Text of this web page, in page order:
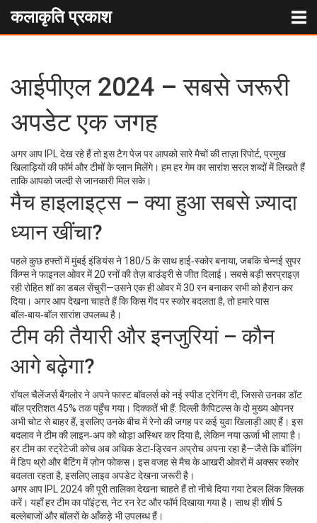
कलाकृति प्रकाश
आईपीएल 2024 – सबसे जरूरी
अपडेट एक जगह
अगर आप IPL देख रहे हैं तो इस टैग पेज पर आपको सारे मैचों की ताज़ा रिपोर्ट, प्रमुख
खिलाड़ियों की फॉर्म और टीमों के प्लान मिलेंगे। हम हर गेम का सारांश सरल शब्दों में लिखते हैं
ताकि आपको जल्दी से जानकारी मिल सके।
मैच हाइलाइट्स – क्या हुआ सबसे ज़्यादा
ध्यान खींचा?
पहले कुछ हफ्तों में मुंबई इंडियंस ने 180/5 के साथ हाई‑स्कोर बनाया, जबकि चेन्नई सुपर
किंग्स ने फाइनल ओवर में 20 रनों की तेज़ बाउंड्री से जीत दिलाई। सबसे बड़ी सरप्राइज़
रही रोहित शॉ का डबल सेंचुरी—उसने एक ही ओवर में 30 रन बनाकर सभी को हैरान कर
दिया। अगर आप देखना चाहते हैं कि किस गेंद पर स्कोर बदलता है, तो हमारे पास
बॉल‑बाय‑बॉल सारांश उपलब्ध है।
टीम की तैयारी और इनजुरियां – कौन
आगे बढ़ेगा?
रॉयल चैलेंजर्स बैंगलोर ने अपने फास्ट बॉवलर्स को नई स्पीड ट्रेनिंग दी, जिससे उनका डॉट
बॉल प्रतिशत 45% तक पहुँच गया। दिक्कतें भी हैं: दिल्ली कैपिटल्स के दो मुख्य ओपनर
अभी चोट से बाहर हैं, इसलिए उनके बीच में रेनो की जगह पर कई युवा खिलाड़ी आए हैं। इस
बदलाव ने टीम की लाइन‑अप को थोड़ा अस्थिर कर दिया है, लेकिन नया ऊर्जा भी लाया है।
हर टीम का स्ट्रेटेजी कोच अब अधिक डेटा‑ड्रिवन अप्रोच अपना रहा है—जैसे कि बॉलिंग
में डिप थ्रो और बैटिंग में ज़ोन फोकस। इस वजह से मैच के आखरी ओवरों में अक्सर स्कोर
बदलता रहता है, इसलिए लाइव अपडेट देखना जरूरी है।
अगर आप IPL 2024 की पूरी तालिका देखना चाहते हैं तो नीचे दिया गया टेबल लिंक क्लिक
करें। यहाँ हर टीम का पॉइंट्स, नेट रन रेट और फॉर्म दिखाया गया है। साथ ही शीर्ष 5
बल्लेबाजों और बॉलरों के आँकड़े भी उपलब्ध हैं।